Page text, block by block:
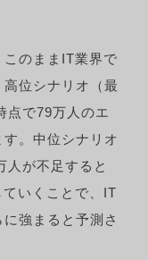
のままIT業界で
位シナリオ（最
点で79万人のエ
。中位シナリオ
人が不足すると
いくことで、IT
強まると予測さ